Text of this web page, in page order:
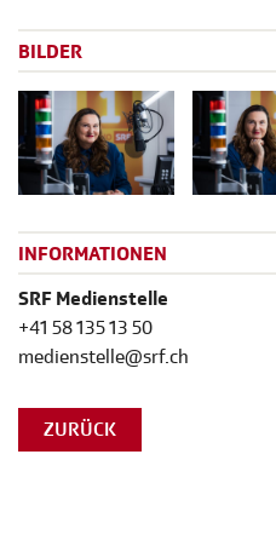
BILDER
INFORMATIONEN
SRF Medienstelle
+41 58 135 13 50
medienstelle@srf.ch
ZURÜCK